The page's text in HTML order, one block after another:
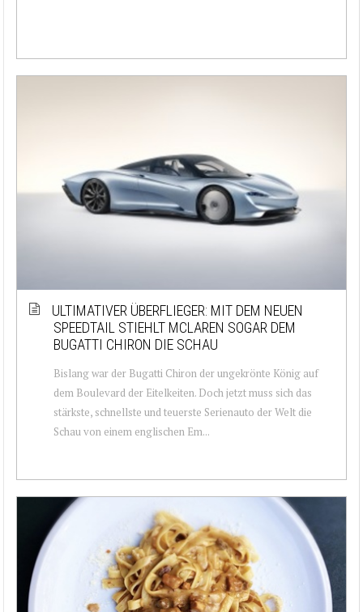
ULTIMATIVER ÜBERFLIEGER: MIT DEM NEUEN
SPEEDTAIL STIEHLT MCLAREN SOGAR DEM
BUGATTI CHIRON DIE SCHAU
Bislang war der Bugatti Chiron der ungekrönte König auf
dem Boulevard der Eitelkeiten. Doch jetzt muss sich das
stärkste, schnellste und teuerste Serienauto der Welt die
Schau von einem englischen Em...